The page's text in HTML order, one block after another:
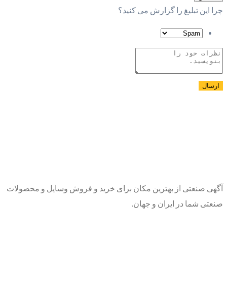
چرا این تبلیغ را گزارش می کنید؟
ارسال
آگهی صنعتی از بهترین مکان برای خرید و فروش وسایل و محصولات
صنعتی شما در ایران و جهان.